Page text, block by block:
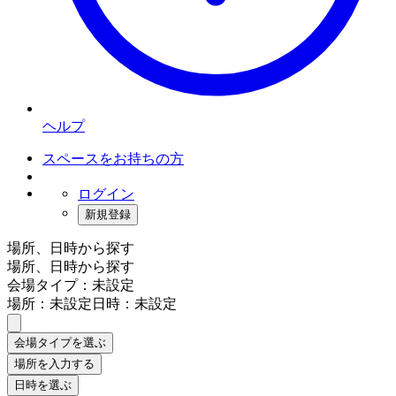
ヘルプ
スペースをお持ちの方
ログイン
新規登録
場所、日時から探す
場所、日時から探す
会場タイプ：未設定
場所：未設定日時：未設定
会場タイプを選ぶ
場所を入力する
日時を選ぶ